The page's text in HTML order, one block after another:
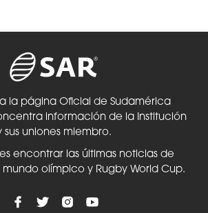
la página Oficial de Sudamérica
información de la Institución
sus uniones miembro.
encontrar las últimas noticias de
mundo olímpico y Rugby World Cup.